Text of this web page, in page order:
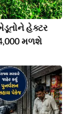
હેક્ટર
મળશે